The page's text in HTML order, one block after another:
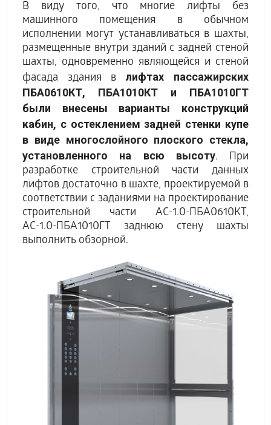
В виду того, что многие лифты без
машинного помещения в обычном
исполнении могут устанавливаться в шахты,
размещенные внутри зданий с задней стеной
шахты, одновременно являющейся и стеной
фасада здания в лифтах пассажирских
ПБА0610КТ, ПБА1010КТ и ПБА1010ГТ
были внесены варианты конструкций
кабин, с остеклением задней стенки купе
в виде многослойного плоского стекла,
установленного на всю высоту. При
разработке строительной части данных
лифтов достаточно в шахте, проектируемой в
соответствии с заданиями на проектирование
строительной части АС-1.0-ПБА0610КТ,
АС-1.0-ПБА1010ГТ заднюю стену шахты
выполнить обзорной.